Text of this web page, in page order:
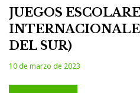
JUEGOS
DEL SUR)
10 de marzo de 2023